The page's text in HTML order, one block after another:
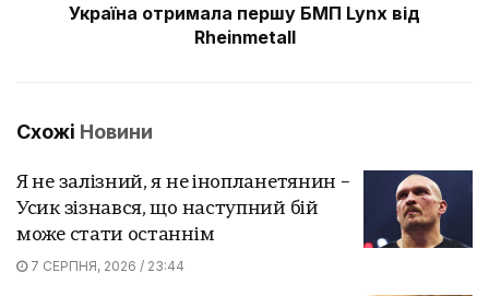
Україна отримала першу БМП Lynx від
Rheinmetall
Схожі Новини
Я не залізний, я не інопланетянин –
Усик зізнався, що наступний бій
може стати останнім
7 СЕРПНЯ, 2026 / 23:44